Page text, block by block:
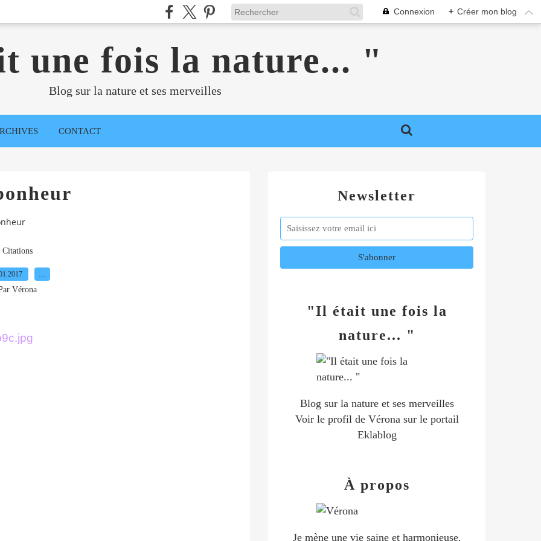
Connexion + Créer mon blog
une fois la nature... "
Blog sur la nature et ses merveilles
CONTACT
Citations
Vérona
Newsletter
"Il était une fois la
nature... "
Blog sur la nature et ses merveilles
Voir le profil de Véronasur le portail
Eklablog
À propos
Je mène une vie saine et harmonieuse.